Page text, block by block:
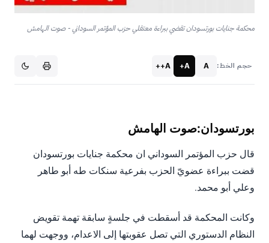
محكمة جنايات بورتسودان تقضي ببراءة معتقلي حزب المؤتمر السوداني - صوت الهامش
حجم الخط: A
A+
A++
بورتسودان:صوت الهامش
قال حزب المؤتمر السوداني ان محكمة جنايات بورتسودان
قضت ببراءة عضويّ الحزب بفرعية سنكات طه أبو طاهر
وعلي أبو محمد.
وكانت المحكمة قد أسقطت في جلسةٍ سابقة تهمة تقويض
النظام الدستوري التي تصل عقوبتها إلى الاعدام، ووجهت لهما